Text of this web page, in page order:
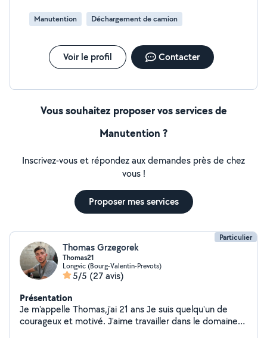
ne peux exiger un tarif étant non professionnel C'est le
côté humain avant tout j'habite Dijon et me déplace en
Manutention Déchargement de camion
Voir le profil Contacter
Vous souhaitez proposer vos services de
Manutention ?
Inscrivez-vous et répondez aux demandes près de chez
vous !
Proposer mes services
Particulier
Thomas Grzegorek
Thomas21
Longvic (Bourg-Valentin-Prevots)
5/5 (27 avis)
Présentation
Je m'appelle Thomas,j'ai 21 ans Je suis quelqu'un de
courageux et motivé. J'aime travailler dans le domaine